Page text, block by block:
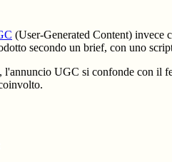
(User-Generated Content) invece
secondo un brief, con uno
UGC si confonde con il